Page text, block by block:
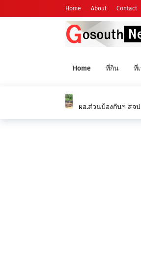
Home About Contact
Home ที่กิน ที่
ผอ.ส่วนป้องกันฯ สจ